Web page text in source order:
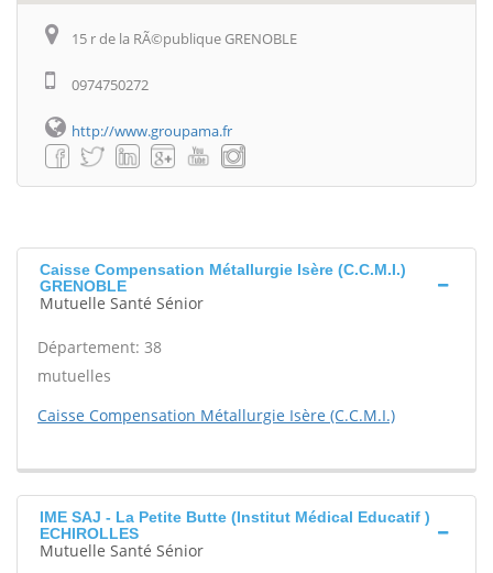
15 r de la RÃ©publique GRENOBLE
0974750272
http://www.groupama.fr
Caisse Compensation Métallurgie Isère (C.C.M.I.)
GRENOBLE
Mutuelle Santé Sénior
Département: 38
mutuelles
Caisse Compensation Métallurgie Isère (C.C.M.I.)
IME SAJ - La Petite Butte (Institut Médical Educatif )
ECHIROLLES
Mutuelle Santé Sénior